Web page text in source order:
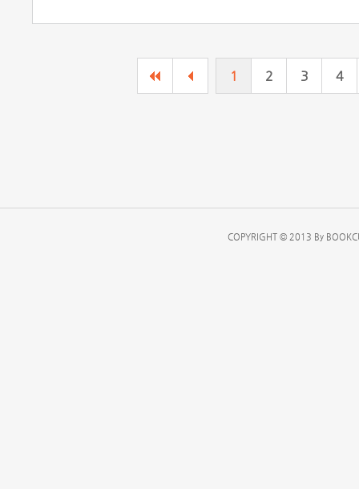
1 2 3 4
COPYRIGHT © 2013 By